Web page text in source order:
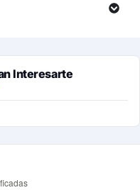
Interesarte